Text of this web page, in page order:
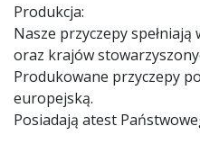
Produkcja:
Nasze przyczepy
oraz krajów
Produkowane przyczepy
europejską.
Posiadają atest